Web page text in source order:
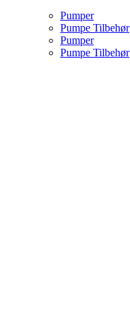
Pumper
Pumpe Tilbehør
Pumper
Pumpe Tilbehør